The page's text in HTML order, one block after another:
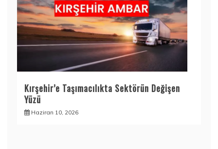
Kırşehir’e Taşımacılıkta Sektörün Değişen
Yüzü
Haziran 10, 2026